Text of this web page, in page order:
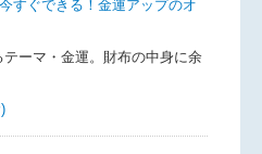
すぐできる！金運アップのオ
ーマ・金運。財布の中身に余